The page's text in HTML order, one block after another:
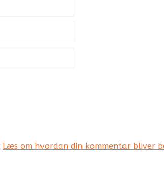
Læs om hvordan din kommentar bliver